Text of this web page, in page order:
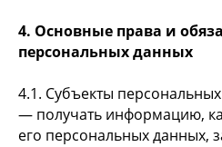
4. Основные права и
персональных данных
4.1. Субъекты
— получать информацию,
его персональных данных,